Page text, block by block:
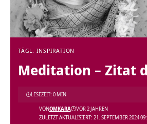
TÄGL. INSPIRATION
Meditation – Zitat
ZULETZT AKTUALISIERT: 21. SEPTEMBER 2024
VONOMKARA VOR 2 JAHREN
LESEZEIT: 0 MIN